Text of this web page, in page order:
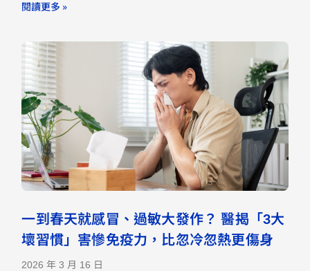
閱讀更多 »
一到春天就感冒、過敏大發作？ 醫揭「3大
壞習慣」害慘免疫力，比忽冷忽熱更傷身
2026 年 3 月 16 日